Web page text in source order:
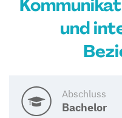
und
Abschluss
Bachelor